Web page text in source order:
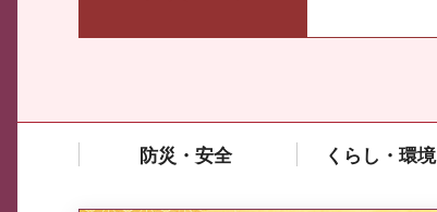
防災・安全 くらし・環境